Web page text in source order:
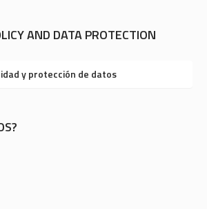
AND DATA PROTECTION
y protección de datos